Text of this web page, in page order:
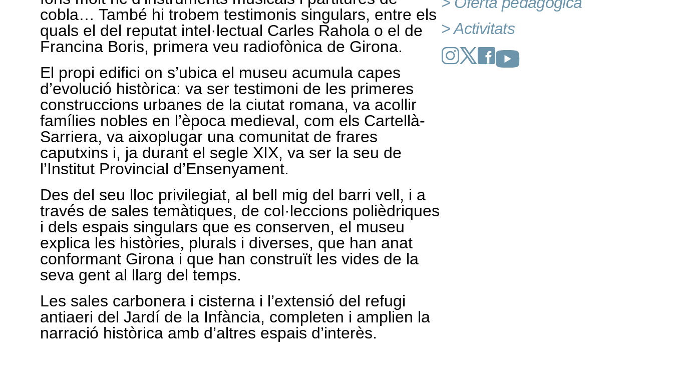
cobla… També hi trobem testimonis singulars, entre els
quals el del reputat intel·lectual Carles Rahola o el de
Francina Boris, primera veu radiofònica de Girona.
El propi edifici on s’ubica el museu acumula capes
d’evolució històrica: va ser testimoni de les primeres
construccions urbanes de la ciutat romana, va acollir
famílies nobles en l’època medieval, com els Cartellà-
Sarriera, va aixoplugar una comunitat de frares
caputxins i, ja durant el segle XIX, va ser la seu de
l’Institut Provincial d’Ensenyament.
Des del seu lloc privilegiat, al bell mig del barri vell, i a
través de sales temàtiques, de col·leccions polièdriques
i dels espais singulars que es conserven, el museu
explica les històries, plurals i diverses, que han anat
conformant Girona i que han construït les vides de la
seva gent al llarg del temps.
Les sales carbonera i cisterna i l’extensió del refugi
antiaeri del Jardí de la Infància, completen i amplien la
narració històrica amb d’altres espais d’interès.
> Activitats